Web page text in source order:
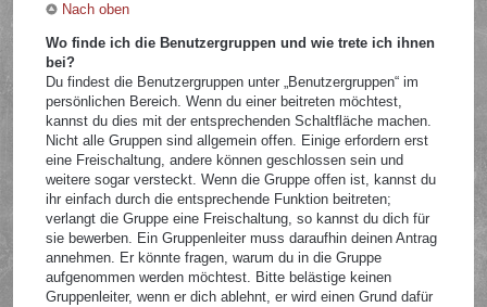
Nach oben
Wo finde ich die Benutzergruppen und wie trete ich ihnen
bei?
Du findest die Benutzergruppen unter „Benutzergruppen“ im
persönlichen Bereich. Wenn du einer beitreten möchtest,
kannst du dies mit der entsprechenden Schaltfläche machen.
Nicht alle Gruppen sind allgemein offen. Einige erfordern erst
eine Freischaltung, andere können geschlossen sein und
weitere sogar versteckt. Wenn die Gruppe offen ist, kannst du
ihr einfach durch die entsprechende Funktion beitreten;
verlangt die Gruppe eine Freischaltung, so kannst du dich für
sie bewerben. Ein Gruppenleiter muss daraufhin deinen Antrag
annehmen. Er könnte fragen, warum du in die Gruppe
aufgenommen werden möchtest. Bitte belästige keinen
Gruppenleiter, wenn er dich ablehnt, er wird einen Grund dafür